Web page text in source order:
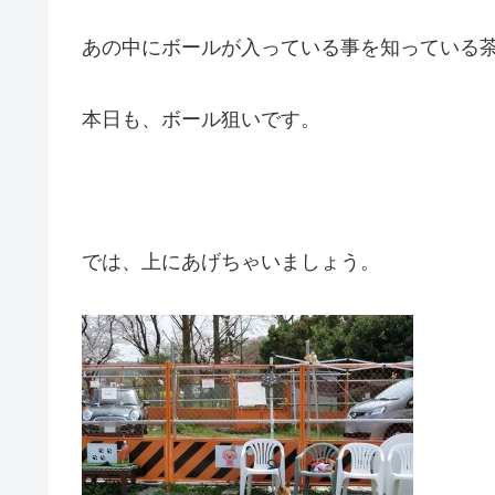
あの中にボールが入っている事を知っている
本日も、ボール狙いです。
では、上にあげちゃいましょう。